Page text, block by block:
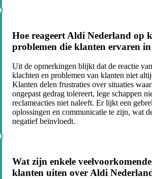
Hoe reageert Aldi Nederland op
problemen die klanten ervaren
Uit de opmerkingen blijkt dat de reactie
klachten en problemen van klanten niet
Klanten delen frustraties over situaties
ongepast gedrag tolereert, lege schappen
reclameacties niet naleeft. Er lijkt een
oplossingen en communicatie te zijn, wat
negatief beïnvloedt.
Wat zijn enkele
klanten uiten over Aldi